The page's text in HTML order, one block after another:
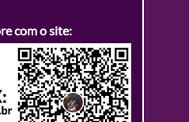
com o site: